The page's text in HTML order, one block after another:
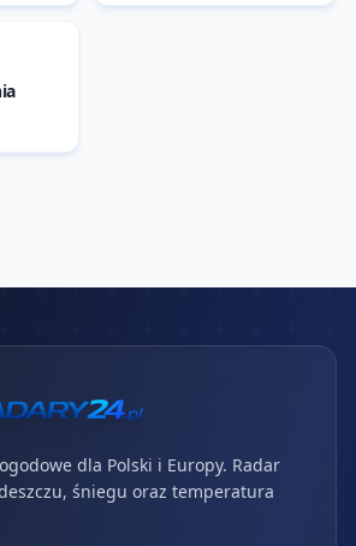
dla Polski i Europy. Radar
śniegu oraz temperatura